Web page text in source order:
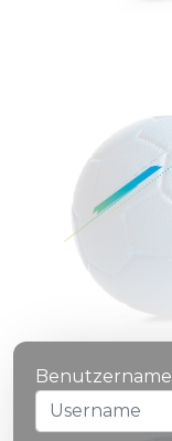
Benutzername